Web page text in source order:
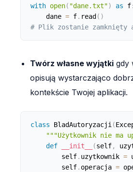
with open( "dane.txt") as f:
    dane
= f. read ( )
# Plik zostanie zamknięty
Twórz własne wyjątki gdy
opisują wystarczająco
kontekście Twojej aplikacji.
class BladAutoryzacji (
"""Użytkownik nie ma
def
__init__ (self,
        self
. uzytkownik =
        self
. operacja =